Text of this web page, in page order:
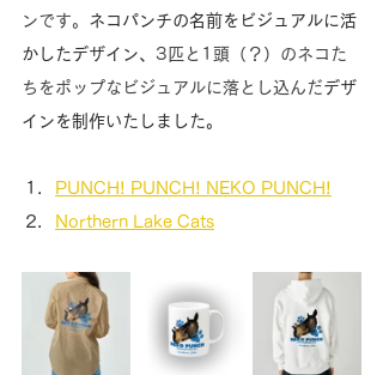
ンです。 ネコパンチの名前をビジュアルに活
かしたデザイン、 3匹と1頭（？）のネコた
ちをポップなビジュアルに落とし込んだデザ
インを制作いたしました。
PUNCH! PUNCH! NEKO PUNCH!
Northern Lake Cats